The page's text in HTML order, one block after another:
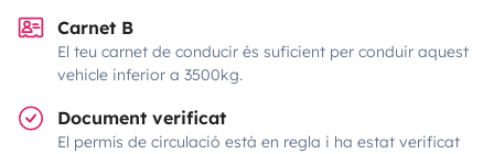
Carnet B
El teu carnet de conducir és suficient per conduir aquest
vehicle inferior a 3500kg.
Document verificat
El permís de circulació està en regla i ha estat verificat